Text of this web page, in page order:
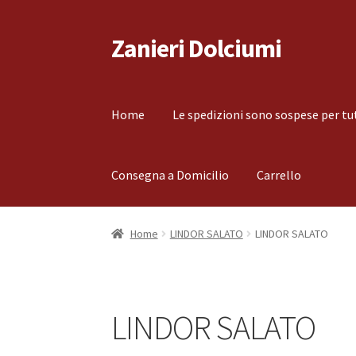
Vai
alla
Vai
al
Zanieri Dolciumi
Home Le spedizioni sono sospese per
Consegna a Domicilio Carrello
Home Carrello Cassa Condizioni di vendita
Home LINDOR SALATO LINDOR SALATO
LINDOR SALATO